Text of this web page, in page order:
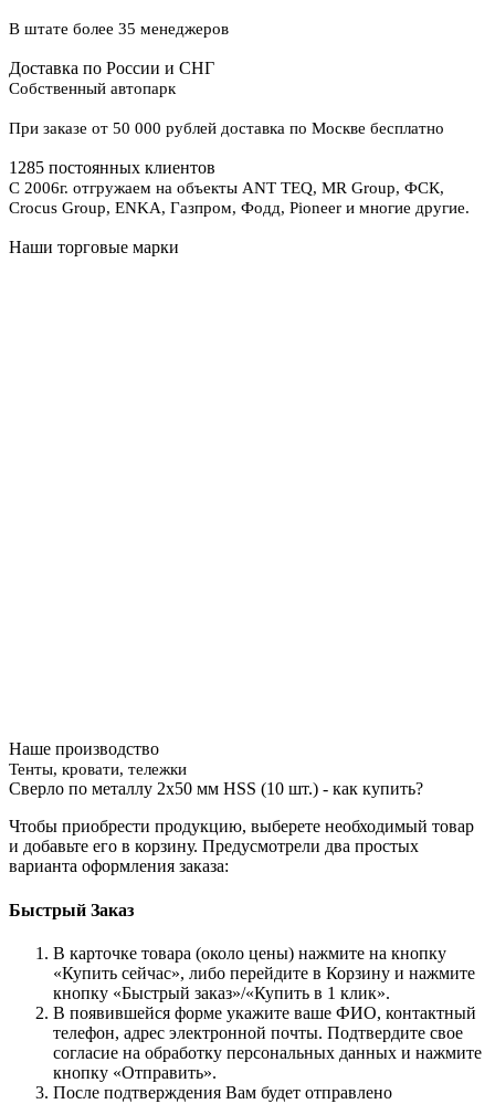
В штате более 35 менеджеров
Доставка по России и СНГ
Собственный автопарк
При заказе от 50 000 рублей доставка по Москве бесплатно
1285 постоянных клиентов
С 2006г. отгружаем на объекты ANT TEQ, MR Group, ФСК,
Crocus Group, ENKA, Газпром, Фодд, Pioneer и многие другие.
Наши торговые марки
Наше производство
Тенты, кровати, тележки
Сверло по металлу 2х50 мм HSS (10 шт.) - как купить?
Чтобы приобрести продукцию, выберете необходимый товар
и добавьте его в корзину. Предусмотрели два простых
варианта оформления заказа:
Быстрый Заказ
В карточке товара (около цены) нажмите на кнопку
«Купить сейчас», либо перейдите в Корзину и нажмите
кнопку «Быстрый заказ»/«Купить в 1 клик».
В появившейся форме укажите ваше ФИО, контактный
телефон, адрес электронной почты. Подтвердите свое
согласие на обработку персональных данных и нажмите
кнопку «Отправить».
После подтверждения Вам будет отправлено